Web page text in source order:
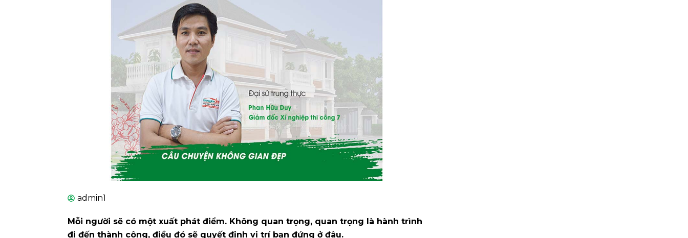
admin1
Mỗi người sẽ có một xuất phát điểm. Không quan trọng, quan trọng là hành trình
đi đến thành công, điều đó sẽ quyết định vị trí bạn đứng ở đâu.